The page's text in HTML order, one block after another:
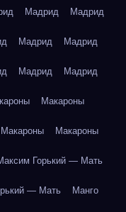
Мадрид Мадрид
Мадрид Мадрид
Мадрид Мадрид
Макароны
Макароны Макароны
Горький — Мать
— Мать Манго